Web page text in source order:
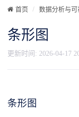
首页 数据分析与可视
条形图
更新时间: 2026-04-17
条形图